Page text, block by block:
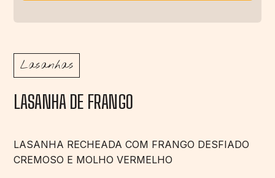
Lasanhas
LASANHA DE FRANGO
LASANHA RECHEADA COM FRANGO DESFIADO
CREMOSO E MOLHO VERMELHO